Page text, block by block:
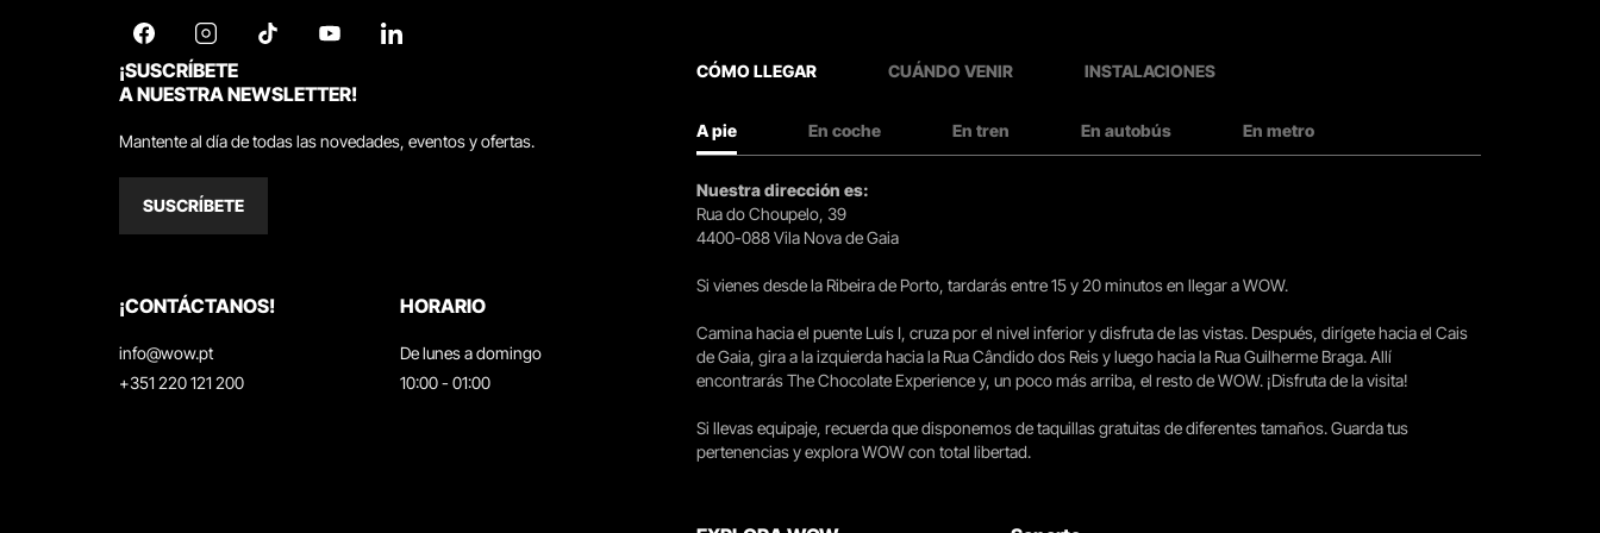
¡SUSCRÍBETE
A NUESTRA NEWSLETTER!
Mantente al día de todas las novedades, eventos y ofertas.
SUSCRÍBETE
¡CONTÁCTANOS!
info@wow.pt
+351 220 121 200
HORARIO
De lunes a domingo
10:00 - 01:00
CÓMO LLEGAR CUÁNDO VENIR INSTALACIONES
A pie En coche En tren En autobús En metro
Nuestra dirección es:
Rua do Choupelo, 39
4400-088 Vila Nova de Gaia
Si vienes desde la Ribeira de Porto, tardarás entre 15 y 20 minutos en llegar a WOW.
Camina hacia el puente Luís I, cruza por el nivel inferior y disfruta de las vistas. Después, dirígete hacia el Cais
de Gaia, gira a la izquierda hacia la Rua Cândido dos Reis y luego hacia la Rua Guilherme Braga. Allí
encontrarás The Chocolate Experience y, un poco más arriba, el resto de WOW. ¡Disfruta de la visita!
Si llevas equipaje, recuerda que disponemos de taquillas gratuitas de diferentes tamaños. Guarda tus
pertenencias y explora WOW con total libertad.